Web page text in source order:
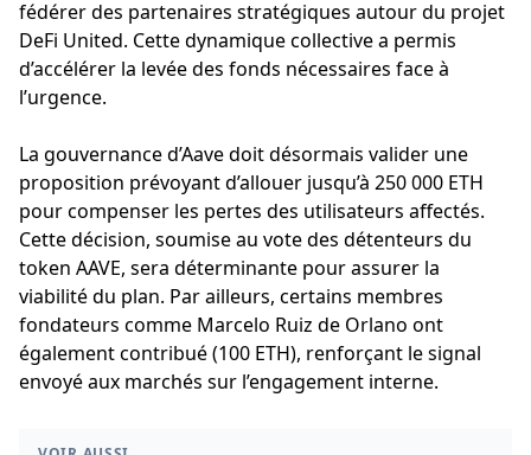
fédérer des partenaires stratégiques autour du projet
DeFi United. Cette dynamique collective a permis
d’accélérer la levée des fonds nécessaires face à
l’urgence.
La gouvernance d’Aave doit désormais valider une
proposition prévoyant d’allouer jusqu’à 250 000 ETH
pour compenser les pertes des utilisateurs affectés.
Cette décision, soumise au vote des détenteurs du
token AAVE, sera déterminante pour assurer la
viabilité du plan. Par ailleurs, certains membres
fondateurs comme Marcelo Ruiz de Orlano ont
également contribué (100 ETH), renforçant le signal
envoyé aux marchés sur l’engagement interne.